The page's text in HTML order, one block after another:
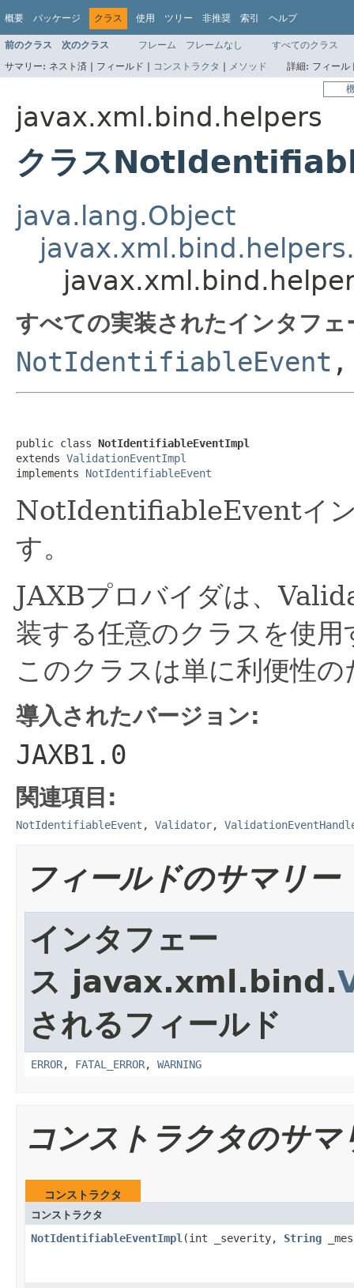
概要 パッケージ クラス 使用 ツリー 非推奨 索引 ヘルプ
前のクラス 次のクラス フレーム フレームなし
すべてのクラス
サマリー: ネスト済 | フィールド | コンストラクタ | メソッド 詳細: フィー
javax.xml.bind.helpers
クラス
java.lang.Object
すべての実装されたインタフ
NotIdentifiableEvent
public class NotIdentifiableEventImpl
extends ValidationEventImpl
implements NotIdentifiableEvent
NotIdentifiableEventイン
す。
JAXBプロバイダは、
装する任意のクラスを使
このクラスは単に利便性
導入されたバージョン:
JAXB1.0
関連項目:
NotIdentifiableEvent , Validator,
フィールドのサマリー
インタフェー
ス javax.xml.bind.
されるフィールド
ERROR, FATAL_ERROR, WARNING
コンストラクタのサマ
コンストラクタ
コンストラクタ
NotIdentifiableEventImpl (int _severity, String